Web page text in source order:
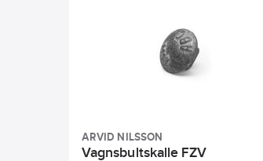
ARVID NILSSON
Vagnsbultskalle FZV